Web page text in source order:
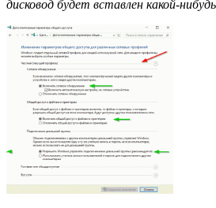
дисковод будет вставлен какой-